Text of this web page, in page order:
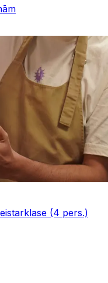
(4 pers.)